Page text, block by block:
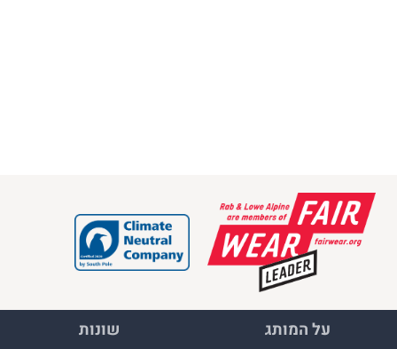
על המותג שונות